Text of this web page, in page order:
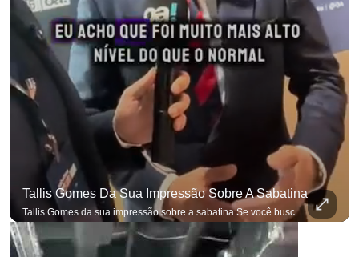
Tallis Gomes Da Sua Impressão Sobre A Sabatina
Tallis Gomes da sua impressão sobre a sabatina Se você busca informação com credibilidade, inscreva-se agora e ative o